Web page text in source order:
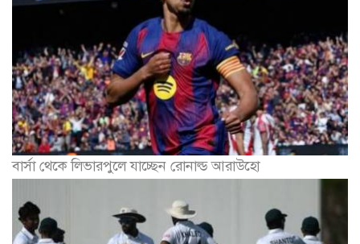
বার্সা থেকে লিভারপুলে যাচ্ছেন রোনাল্ড আরাউহো